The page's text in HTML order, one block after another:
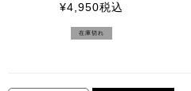
¥4,950税込
在庫切れ